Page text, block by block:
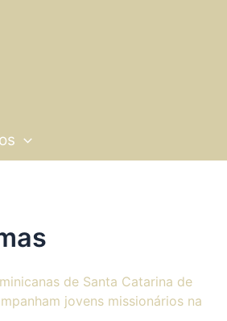
de Santa Catarina de
jovens missionários na